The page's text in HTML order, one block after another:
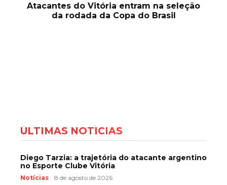
Atacantes do Vitória entram na seleção
da rodada da Copa do Brasil
ÚLTIMAS NOTÍCIAS
Diego Tarzia: a trajetória do atacante argentino
no Esporte Clube Vitória
Notícias 8 de agosto de 2026